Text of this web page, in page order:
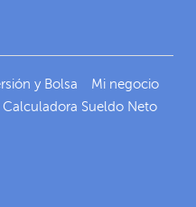
y Bolsa
Mi negocio
Calculadora Sueldo Neto